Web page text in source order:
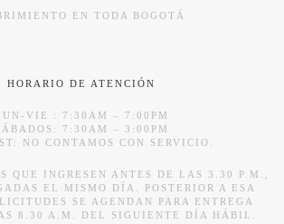
EN TODA BOGOTÁ
HORARIO DE ATENCIÓN
VIE : 7:30AM – 7:00PM
7:30AM – 3:00PM
NO CONTAMOS CON SERVICIO.
QUE INGRESEN ANTES DE LAS 3.30 P.M.,
EL MISMO DÍA. POSTERIOR A ESA
SE AGENDAN PARA ENTREGA
8.30 A.M. DEL SIGUIENTE DÍA HÁBIL.